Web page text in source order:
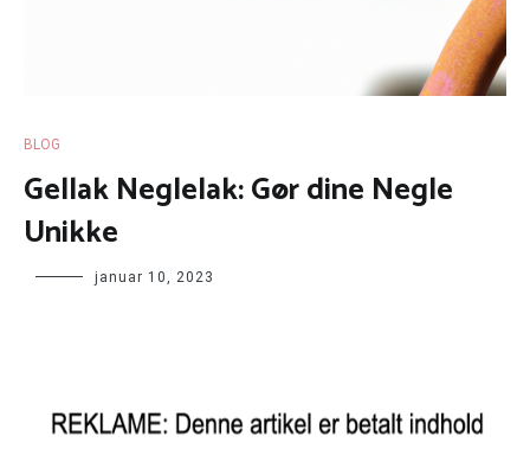
BLOG
Gellak Neglelak: Gør dine Negle
Unikke
januar 10, 2023